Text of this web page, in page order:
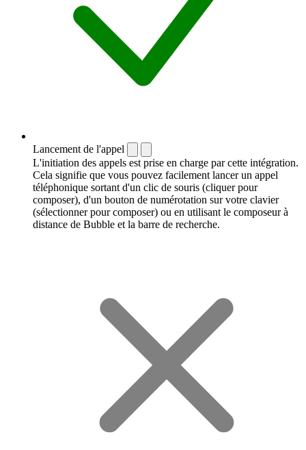
Lancement de l'appel
L'initiation des appels est prise en charge par cette intégration.
Cela signifie que vous pouvez facilement lancer un appel
téléphonique sortant d'un clic de souris (cliquer pour
composer), d'un bouton de numérotation sur votre clavier
(sélectionner pour composer) ou en utilisant le composeur à
distance de Bubble et la barre de recherche.